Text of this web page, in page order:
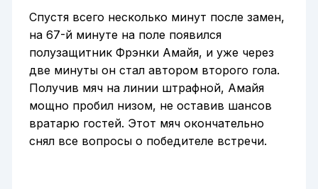
Спустя всего несколько минут после замен,
на 67-й минуте на поле появился
полузащитник Фрэнки Амайя, и уже через
две минуты он стал автором второго гола.
Получив мяч на линии штрафной, Амайя
мощно пробил низом, не оставив шансов
вратарю гостей. Этот мяч окончательно
снял все вопросы о победителе встречи.